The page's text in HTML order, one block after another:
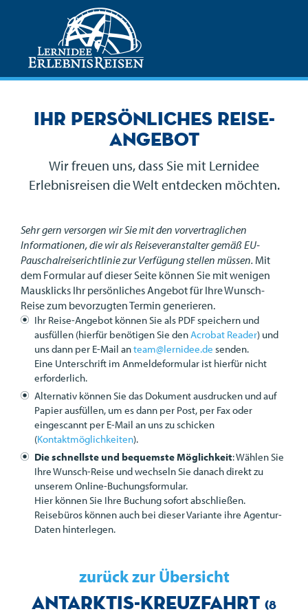
Ihr persönliches Reise-
Angebot
Wir freuen uns, dass Sie mit Lernidee
Erlebnisreisen die Welt entdecken möchten.
Sehr gern versorgen wir Sie mit den vorvertraglichen
Informationen, die wir als Reiseveranstalter gemäß EU-
Pauschalreiserichtlinie zur Verfügung stellen müssen. Mit
dem Formular auf dieser Seite können Sie mit wenigen
Mausklicks Ihr persönliches Angebot für Ihre Wunsch-
Reise zum bevorzugten Termin generieren.
Ihr Reise-Angebot können Sie als PDFspeichern und
ausfüllen (hierfür benötigen Sie denAcrobat Reader) und
uns dann per E-Mail anteam@lernidee.de senden.
Eine Unterschrift im Anmeldeformular ist hierfür nicht
erforderlich.
Alternativ können Sie das Dokument ausdrucken und auf
Papier ausfüllen, um es dann per Post, per Fax oder
eingescannt per E-Mail an uns zu schicken
(Kontaktmöglichkeiten).
Die schnellste und bequemste Möglichkeit: Wählen Sie
Ihre Wunsch-Reise und wechseln Sie danach direkt zu
unserem Online-Buchungsformular.
Hier können Sie Ihre Buchung sofort abschließen.
Reisebüros können auch bei dieser Variante ihre Agentur-
Daten hinterlegen.
zurück zur Übersicht
Antarktis-Kreuzfahrt (8